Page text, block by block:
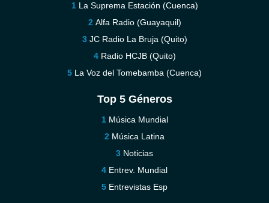
La Suprema Estación (Cuenca)
Alfa Radio (Guayaquil)
JC Radio La Bruja (Quito)
Radio HCJB (Quito)
La Voz del Tomebamba (Cuenca)
Top 5 Géneros
Música Mundial
Música Latina
Noticias
Entrev. Mundial
Entrevistas Esp